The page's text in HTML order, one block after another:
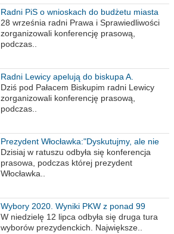
Radni PiS o wnioskach do budżetu miasta
na 2021 rok
28 września radni Prawa i Sprawiedliwości
zorganizowali konferencję prasową,
podczas..
Radni Lewicy apelują do biskupa A.
Wiesława Meringa
Dziś pod Pałacem Biskupim radni Lewicy
zorganizowali konferencję prasową,
podczas..
Prezydent Włocławka:"Dyskutujmy, ale nie
obrażajmy się”
Dzisiaj w ratuszu odbyła się konferencja
prasowa, podczas której prezydent
Włocławka..
Wybory 2020. Wyniki PKW z ponad 99
procent obwodów
W niedzielę 12 lipca odbyła się druga tura
wyborów prezydenckich. Największe..